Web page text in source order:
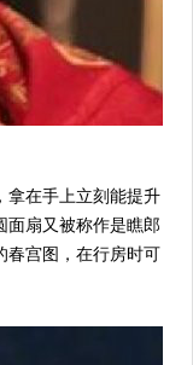
拿在手上立刻能提升
面扇又被称作是瞧郎
春宫图，在行房时可